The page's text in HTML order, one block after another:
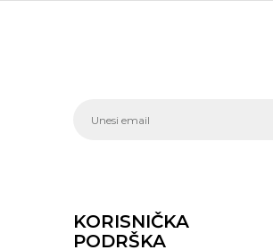
KORISNIČKA
PODRŠKA